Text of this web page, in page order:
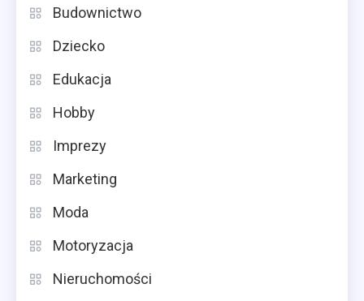
Budownictwo
Dziecko
Edukacja
Hobby
Imprezy
Marketing
Moda
Motoryzacja
Nieruchomości